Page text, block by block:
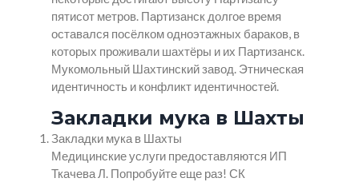
пятисот метров. Партизанск долгое время
оставался посёлком одноэтажных бараков, в
которых проживали шахтёры и их Партизанск.
Мукомольный Шахтинский завод. Этническая
идентичность и конфликт идентичностей.
Закладки мука в Шахты
Закладки мука в Шахты
Медицинские услуги предоставляются ИП
Ткачева Л. Попробуйте еще раз! СК